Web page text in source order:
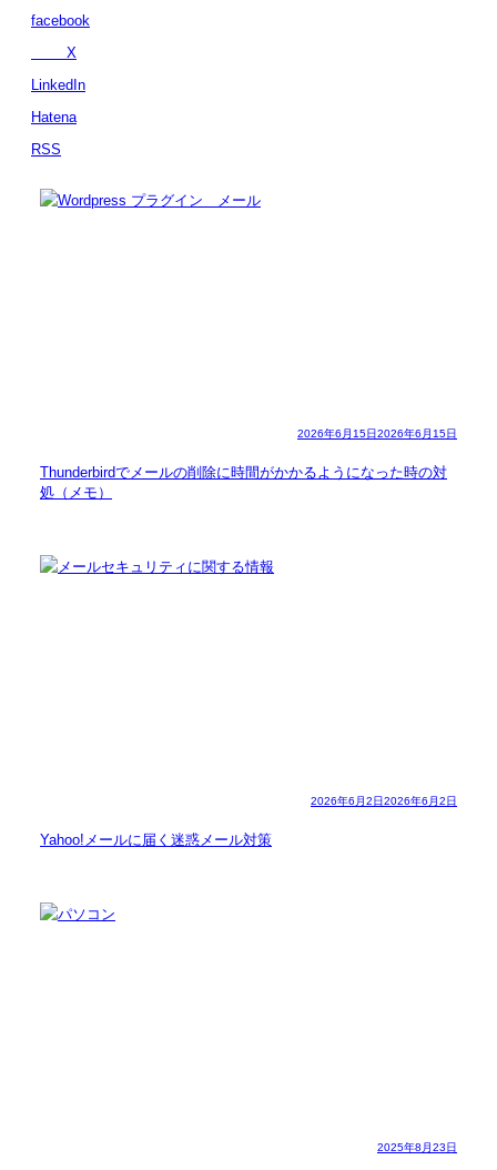
facebook
X
LinkedIn
Hatena
RSS
2026年6月15日2026年6月15日
Thunderbirdでメールの削除に時間がかかるようになった時の対
処（メモ）
2026年6月2日2026年6月2日
Yahoo!メールに届く迷惑メール対策
2025年8月23日